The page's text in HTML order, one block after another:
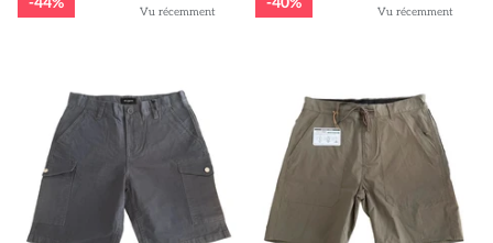
Vu récemment Vu récemment